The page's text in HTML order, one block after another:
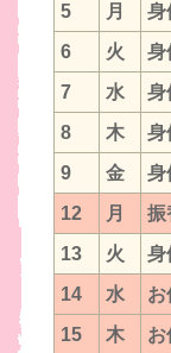
5
月
身
6
火
身
7
水
8
木
身
9
金
身
12
月
13
火
14
水
お
15
木
お